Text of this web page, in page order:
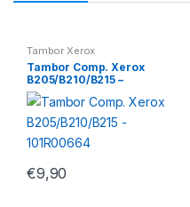
Tambor Xerox
Tambor Comp. Xerox
B205/B210/B215 –
101R00664
€9,90